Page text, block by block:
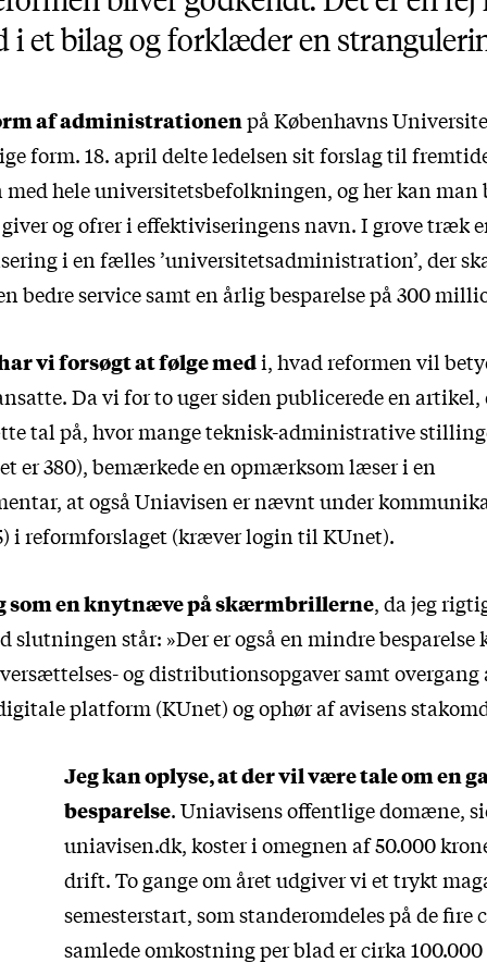
et bilag og forklæder en
af administrationenpå Københavns
form. 18. april delte ledelsen sit forslag til
hele universitetsbefolkningen, og her kan man
og ofrer i effektiviseringens navn. I grove træk
i en fælles ’universitetsadministration’, der
bedre service samt en årlig besparelse på 300
vi forsøgt at følge medi, hvad reformen vil
Da vi for to uger siden publiceredeen artikel,
tal på, hvor mange teknisk-administrative
er 380), bemærkede en opmærksom læser i en
at også Uniavisen er nævnt under
ireformforslaget(kræver login til KUnet).
som en knytnæve på skærmbrillerne, da jeg
slutningen står: »Der er også en mindre
og distributionsopgaver samt
platform (KUnet) og ophør af avisens
Jeg kan oplyse, at der vil være tale om en
besparelse. Uniavisens offentlige domæne,
uniavisen.dk, koster i omegnen af 50.000
drift. To gange om året udgiver vi et trykt
semesterstart, som standeromdeles på de fire
samlede omkostning per blad er cirka